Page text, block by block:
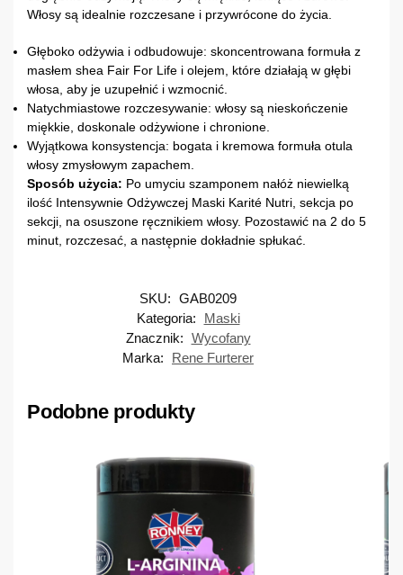
Włosy są idealnie rozczesane i przywrócone do życia.
Głęboko odżywia i odbudowuje: skoncentrowana formuła z
masłem shea Fair For Life i olejem, które działają w głębi
włosa, aby je uzupełnić i wzmocnić.
Natychmiastowe rozczesywanie: włosy są nieskończenie
miękkie, doskonale odżywione i chronione.
Wyjątkowa konsystencja: bogata i kremowa formuła otula
włosy zmysłowym zapachem.
Sposób użycia: Po umyciu szamponem nałóż niewielką
ilość Intensywnie Odżywczej Maski Karité Nutri, sekcja po
sekcji, na osuszone ręcznikiem włosy. Pozostawić na 2 do 5
minut, rozczesać, a następnie dokładnie spłukać.
SKU: GAB0209
Kategoria:
Maski
Znacznik: Wycofany
Marka:
Rene Furterer
Podobne produkty